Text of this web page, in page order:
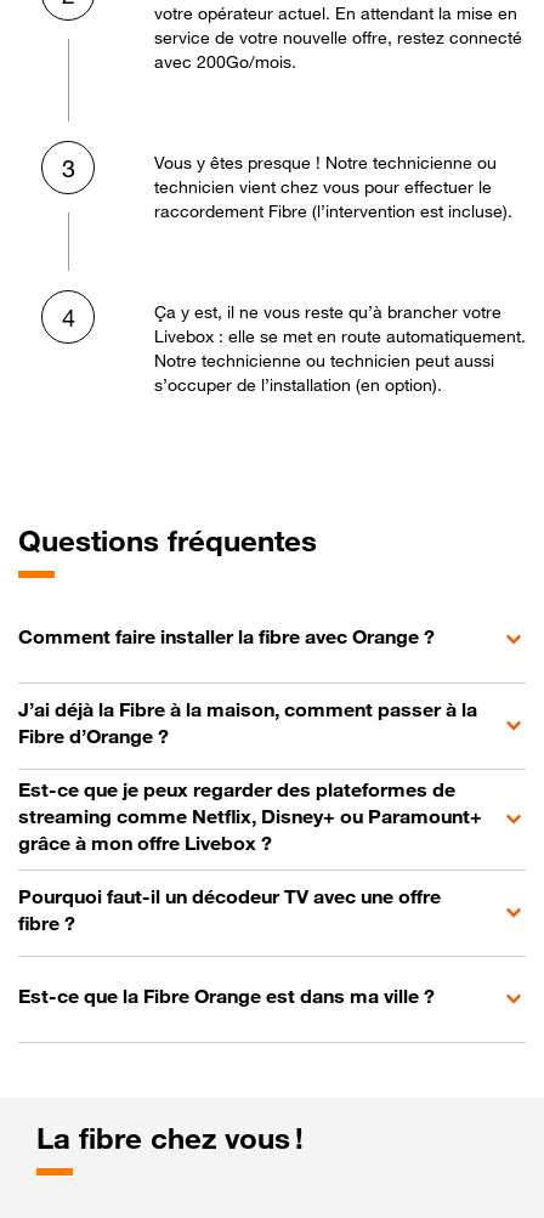
votre opérateur actuel. En attendant la mise en
service de votre nouvelle offre, restez connecté
avec 200Go/mois.
3
Vous y êtes presque ! Notre technicienne ou
technicien vient chez vous pour effectuer le
raccordement Fibre (l’intervention est incluse).
4
Ça y est, il ne vous reste qu’à brancher votre
Livebox : elle se met en route automatiquement.
Notre technicienne ou technicien peut aussi
s’occuper de l’installation (en option).
Questions fréquentes
Comment faire installer la fibre avec Orange ?
J’ai déjà la Fibre à la maison, comment passer à la
Fibre d’Orange ?
Est-ce que je peux regarder des plateformes de
streaming comme Netflix, Disney+ ou Paramount+
grâce à mon offre Livebox ?
Pourquoi faut-il un décodeur TV avec une offre
fibre ?
Est-ce que la Fibre Orange est dans ma ville ?
La fibre chez vous !